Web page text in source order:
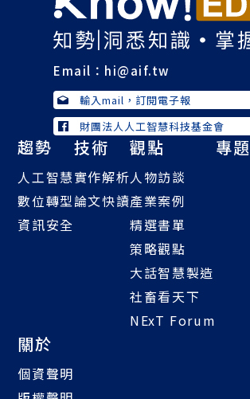
Email： hi@aif.tw
財團法人人工智慧科技基金會
趨勢
人工智慧
數位轉型
資訊安全
技術
實作解析
論文快讀
觀點
人物訪談
產業案例
精選書單
策略觀點
大話智慧製造
社畜看天下
NExT Forum
專題
關於
個資聲明